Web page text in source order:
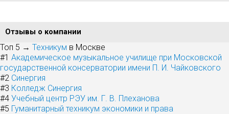
Отзывы о компании
Топ 5 → Техникум в Москве
#1 Академическое музыкальное училище при Московской
государственной консерватории имени П. И. Чайковского
#2 Синергия
#3 Колледж Синергия
#4 Учебный центр РЭУ им. Г. В. Плеханова
#5 Гуманитарный техникум экономики и права